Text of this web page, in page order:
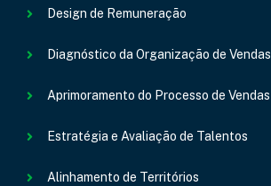
Design de Remuneração
Diagnóstico da Organização de Vendas
Aprimoramento do Processo de Vendas
Estratégia e Avaliação de Talentos
Alinhamento de Territórios